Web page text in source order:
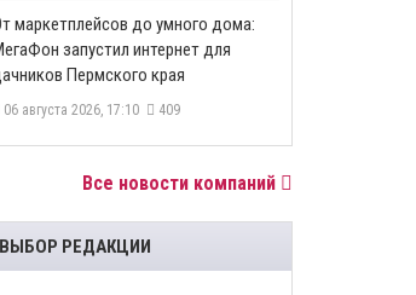
маркетплейсов до умного дома:
запустил интернет для
Пермского края
06 августа 2026, 17:10 409
Все новости компаний
ВЫБОР РЕДАКЦИИ